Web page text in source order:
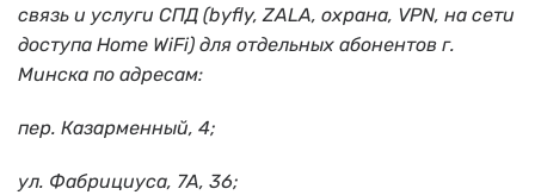
связь и услуги СПД (byfly, ZALA, охрана, VPN, на сети
доступа Home WiFi) для отдельных абонентов г.
Минска по адресам:
пер. Казарменный, 4;
ул. Фабрициуса, 7А, 36;